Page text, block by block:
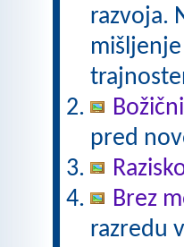
razvoja.
pred
Brez
razredu